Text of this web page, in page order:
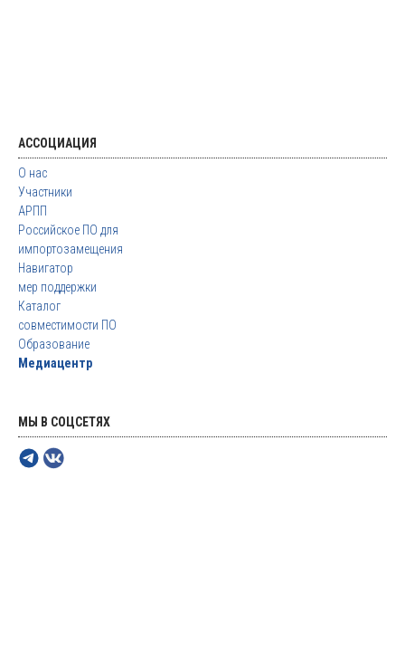
АССОЦИАЦИЯ
О нас
Участники
АРПП
Российское ПО для
импортозамещения
Навигатор
мер поддержки
Каталог
совместимости ПО
Образование
Медиацентр
МЫ В СОЦСЕТЯХ